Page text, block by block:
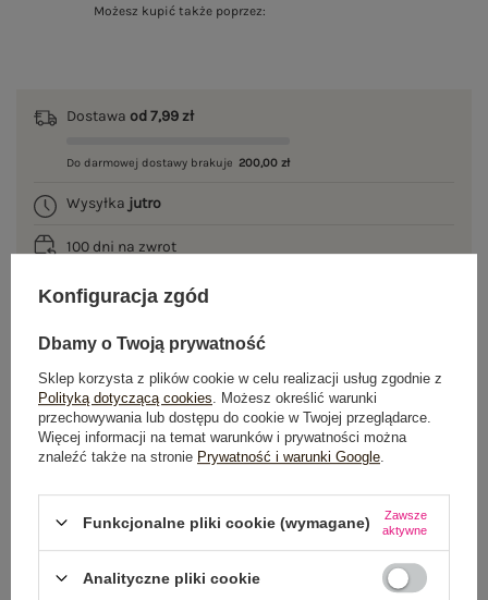
Możesz kupić także poprzez:
Dostawa od 7,99 zł
Do darmowej dostawy brakuje 200,00 zł
Wysyłka jutro
100 dni na zwrot
OPIS PRODUKTU
GŁÓWNE PARAMETRY
OPINIE O PRODUKCIE (0)
WYSYŁKA I DOSTAWA
ZWROTY I REKLAMACJE
Konfiguracja zgód
Dbamy o Twoją prywatność
Sklep korzysta z plików cookie w celu realizacji usług zgodnie z
Polityką dotyczącą cookies . Możesz określić warunki
przechowywania lub dostępu do cookie w Twojej przeglądarce.
Więcej informacji na temat warunków i prywatności można
znaleźć także na stronie Prywatność i warunki Google
Funkcjonalne pliki cookie (wymagane)
Zawsze
aktywne
Analityczne pliki cookie